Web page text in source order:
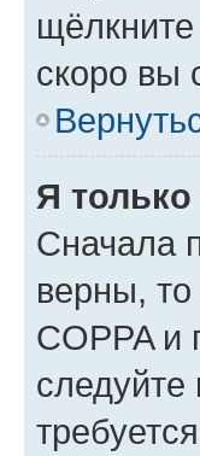
скоро вы
Я только
Сначала
верны,
COPPA и